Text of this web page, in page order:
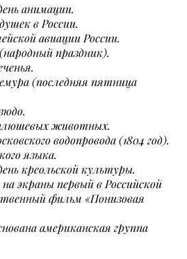
анимации.
в России.
авиации России.
праздник).
(последняя пятница
животных.
водопровода (1804 год).
языка.
креольской культуры.
экраны первый в Российской
фильм «Понизовая
американская группа